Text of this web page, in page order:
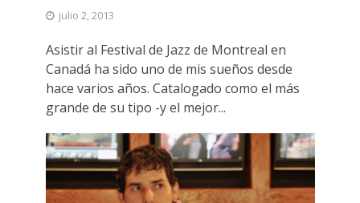
julio 2, 2013
Asistir al Festival de Jazz de Montreal en
Canadá ha sido uno de mis sueños desde
hace varios años. Catalogado como el más
grande de su tipo -y el mejor...